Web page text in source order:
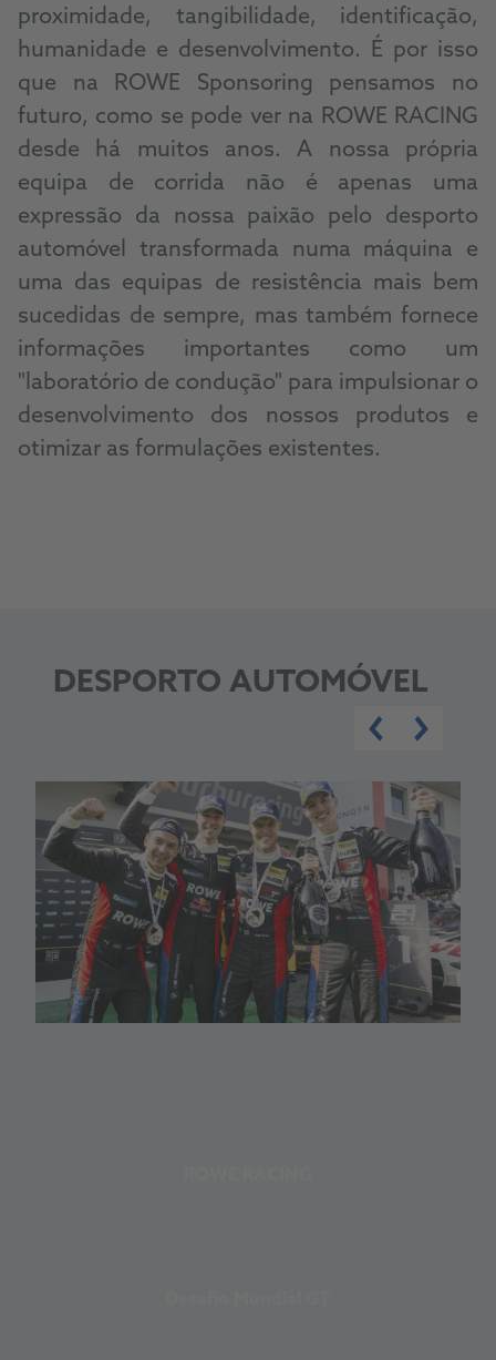
proximidade, tangibilidade, identificação,
humanidade e desenvolvimento. É por isso
que na ROWE Sponsoring pensamos no
futuro, como se pode ver na ROWE RACING
desde há muitos anos. A nossa própria
equipa de corrida não é apenas uma
expressão da nossa paixão pelo desporto
automóvel transformada numa máquina e
uma das equipas de resistência mais bem
sucedidas de sempre, mas também fornece
informações importantes como um
"laboratório de condução" para impulsionar o
desenvolvimento dos nossos produtos e
otimizar as formulações existentes.
DESPORTO AUTOMÓVEL